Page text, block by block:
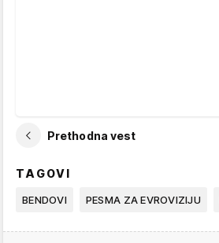
Prethodna vest
TAGOVI
BENDOVI PESMA ZA EVROVIZIJU